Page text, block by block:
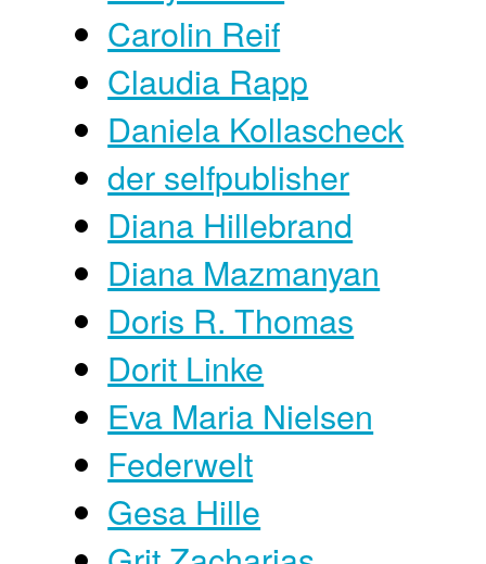
Carolin Reif
Claudia Rapp
Daniela Kollascheck
der selfpublisher
Diana Hillebrand
Diana Mazmanyan
Doris R. Thomas
Dorit Linke
Eva Maria Nielsen
Federwelt
Gesa Hille